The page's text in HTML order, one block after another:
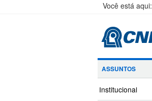
Você está aqui:
ASSUNTOS
Institucional